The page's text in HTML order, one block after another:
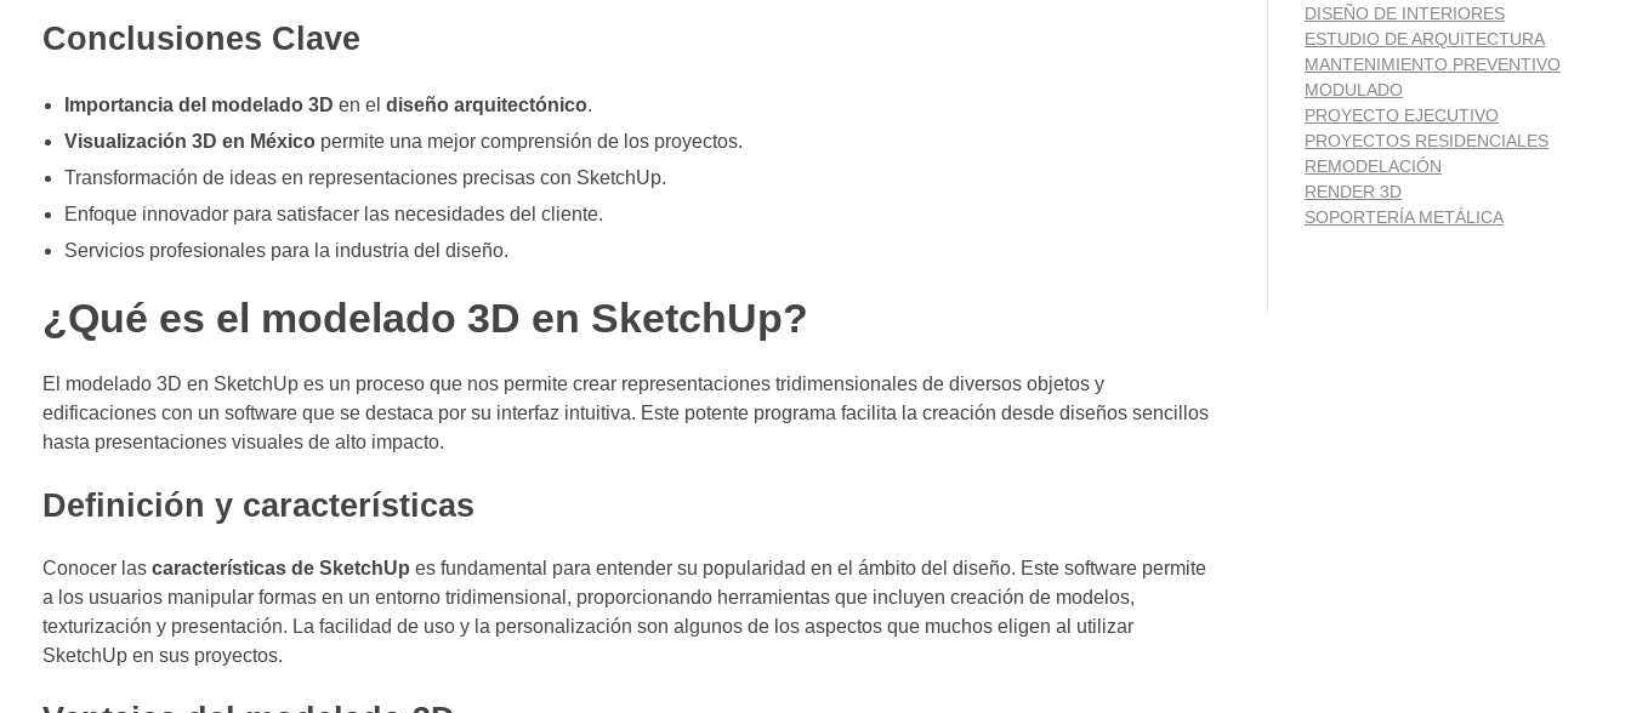
Conclusiones Clave
Importancia del modelado 3D en el diseño arquitectónico.
Visualización 3D en Méxicopermite una mejor comprensión de los proyectos.
Transformación de ideas en representaciones precisas con SketchUp.
Enfoque innovador para satisfacer las necesidades del cliente.
Servicios profesionales para la industria del diseño.
¿Qué es el modelado 3D en SketchUp?
El modelado 3D en SketchUp es un proceso que nos permite crear representaciones tridimensionales de diversos objetos y
edificaciones con un software que se destaca por su interfaz intuitiva. Este potente programa facilita la creación desde diseños sencillos
hasta presentaciones visuales de alto impacto.
Definición y características
Conocer las características de SketchUp es fundamental para entender su popularidad en el ámbito del diseño. Este software permite
a los usuarios manipular formas en un entorno tridimensional, proporcionando herramientas que incluyen creación de modelos,
texturización y presentación. La facilidad de uso y la personalización son algunos de los aspectos que muchos eligen al utilizar
SketchUp en sus proyectos.
DISEÑO DE INTERIORES
ESTUDIO DE ARQUITECTURA
MANTENIMIENTO PREVENTIVO
MODULADO
PROYECTO EJECUTIVO
PROYECTOS RESIDENCIALES
REMODELACIÓN
RENDER 3D
SOPORTERÍA METÁLICA